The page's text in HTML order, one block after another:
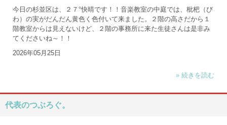
今日の杉並区は、２７°快晴です！！音楽教室の中庭では、枇杷（び
わ）の実がだんだん黄色く色付いて来ました。２階の高さだから１
階教室からは見えないけど、２階の事務所に来た生徒さんは是非み
てくださいね～！！
2026年05月25日
» 続きを読む
代表のつぶろぐ。